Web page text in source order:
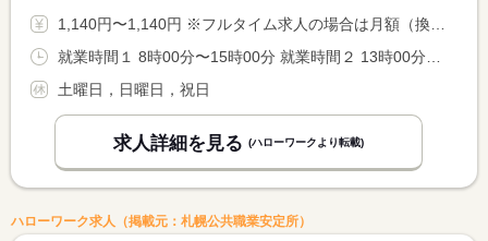
1,140円〜1,140円 ※フルタイム求人の場合は月額（換算額）、パート求人の場合は時間額を表示しています。
土曜日，日曜日，祝日
求人詳細を見る (ハローワークより転載)
ハローワーク求人（掲載元：札幌公共職業安定所）